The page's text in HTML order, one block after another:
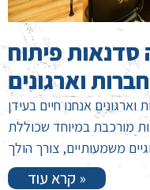
פיתוח
וארגונים
אנחנו חיים בעידן
מורכבת במיוחד שכוללת
משמעותיים, צורך הולך
קרא עוד »